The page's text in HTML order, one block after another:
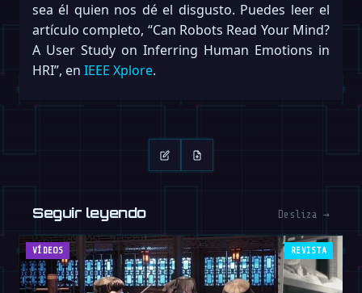
sea él quien nos dé el disgusto. Puedes leer el
artículo completo, “Can Robots Read Your Mind?
A User Study on Inferring Human Emotions in
HRI”, en IEEE Xplore.
Seguir leyendo Desliza →
VÍDEOS REVISTA